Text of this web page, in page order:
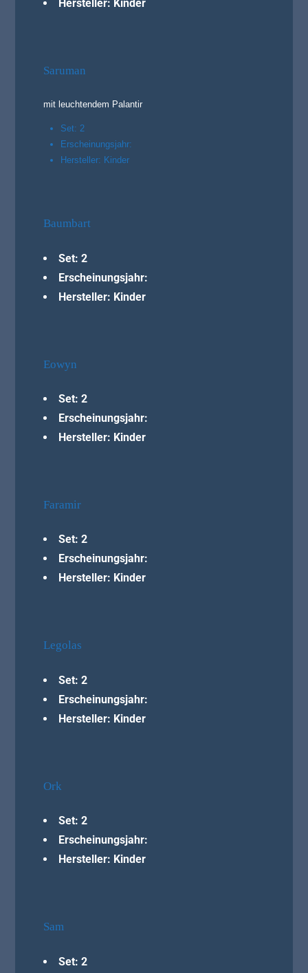
Hersteller: Kinder
Saruman
mit leuchtendem Palantir
Set: 2
Erscheinungsjahr:
Hersteller: Kinder
Baumbart
Set: 2
Erscheinungsjahr:
Hersteller: Kinder
Eowyn
Set: 2
Erscheinungsjahr:
Hersteller: Kinder
Faramir
Set: 2
Erscheinungsjahr:
Hersteller: Kinder
Legolas
Set: 2
Erscheinungsjahr:
Hersteller: Kinder
Ork
Set: 2
Erscheinungsjahr:
Hersteller: Kinder
Sam
Set: 2